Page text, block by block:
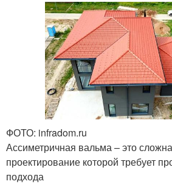
ФОТО: infradom.ru
Ассиметричная вальма – это
проектирование которой требует
подхода